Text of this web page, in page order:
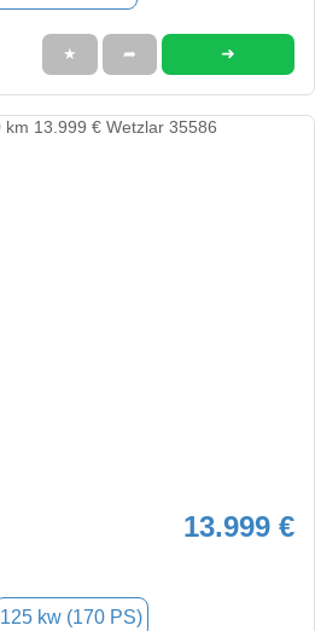
★ ➦ ➜
13.999 €
125 kw (170 PS)